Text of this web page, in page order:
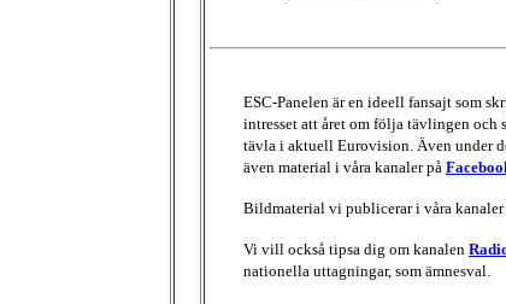
ESC-Panelen är en ideell fansajt som
intresset att året om följa tävlingen och
tävla i aktuell Eurovision. Även under
även material i våra kanaler på
Bildmaterial vi publicerar i våra kanaler
Vi vill också tipsa dig om kanalen
nationella uttagningar, som ämnesval.